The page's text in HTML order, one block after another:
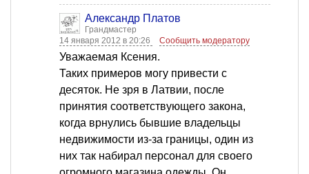
Александр Платов
Грандмастер
14 января 2012 в 20:26
Сообщить модератору
Уважаемая Ксения.
Таких примеров могу привести с
десяток. Не зря в Латвии, после
принятия соответствующего закона,
когда врнулись бывшие владельцы
недвижимости из-за границы, один из
них так набирал персонал для своего